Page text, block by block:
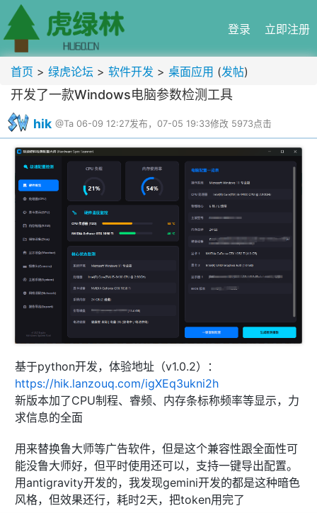
登录 立即注册
首页 > 绿虎论坛 > 软件开发 > 桌面应用 (发帖)
开发了一款Windows电脑参数检测工具
hik @Ta 06-09 12:27发布，07-05 19:33修改 5973点击
基于python开发，体验地址（v1.0.2）：
https://hik.lanzouq.com/igXEq3ukni2h
新版本加了CPU制程、睿频、内存条标称频率等显示，力
求信息的全面
用来替换鲁大师等广告软件，但是这个兼容性跟全面性可
能没鲁大师好，但平时使用还可以，支持一键导出配置。
用antigravity开发的，我发现gemini开发的都是这种暗色
风格，但效果还行，耗时2天，把token用完了